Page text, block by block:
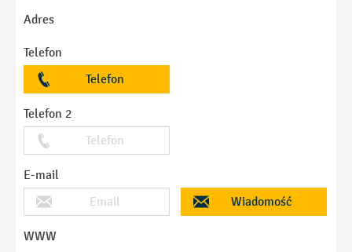
Adres
Telefon
Telefon
Telefon 2
Telefon
E-mail
Email
Wiadomość
WWW